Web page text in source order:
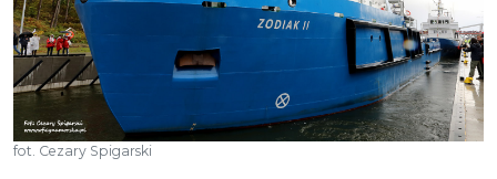
fot. Cezary Spigarski